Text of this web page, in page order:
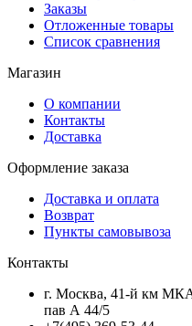
Заказы
Отложенные товары
Список сравнения
Магазин
О компании
Контакты
Доставка
Оформление заказа
Доставка и оплата
Возврат
Пункты самовывоза
Контакты
г. Москва, 41-й км
пав А 44/5